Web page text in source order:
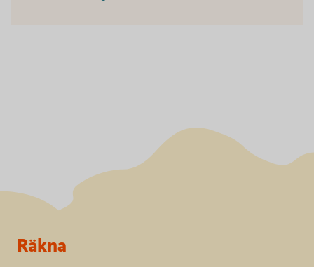
Sidfot
Räkna